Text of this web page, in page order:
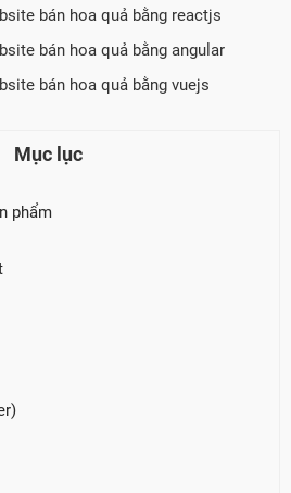
bán hoa quả bằng reactjs
bán hoa quả bằng angular
bán hoa quả bằng vuejs
Mục lục
phẩm